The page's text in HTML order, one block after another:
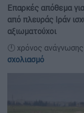
Επαρκές απόθεμα
από πλευράς Ιράν
αξιωματούχοι
🕛 χρόνος
σχολιασμό